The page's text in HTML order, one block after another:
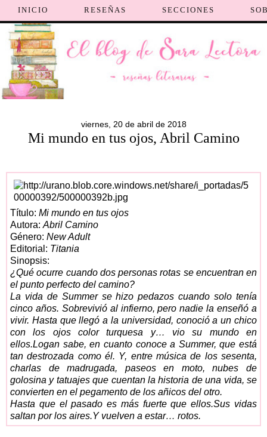
INICIO RESEÑAS SECCIONES
viernes, 20 de abril de 2018
Mi mundo en tus ojos, Abril Camino
Título: Mi mundo en tus ojos
Autora: Abril Camino
Género: New Adult
Editorial: Titania
Sinopsis:
¿Qué ocurre cuando dos personas rotas se encuentran en
el punto perfecto del camino?
La vida de Summer se hizo pedazos cuando solo tenía
cinco años. Sobrevivió al infierno, pero nadie la enseñó a
vivir. Hasta que llegó a la universidad, conoció a un chico
con los ojos color turquesa y… vio su mundo en
ellos.Logan sabe, en cuanto conoce a Summer, que está
tan destrozada como él. Y, entre música de los sesenta,
charlas de madrugada, paseos en moto, nubes de
golosina y tatuajes que cuentan la historia de una vida, se
convierten en el pegamento de los añicos del otro.
Hasta que el pasado es más fuerte que ellos.Sus vidas
saltan por los aires.Y vuelven a estar… rotos.